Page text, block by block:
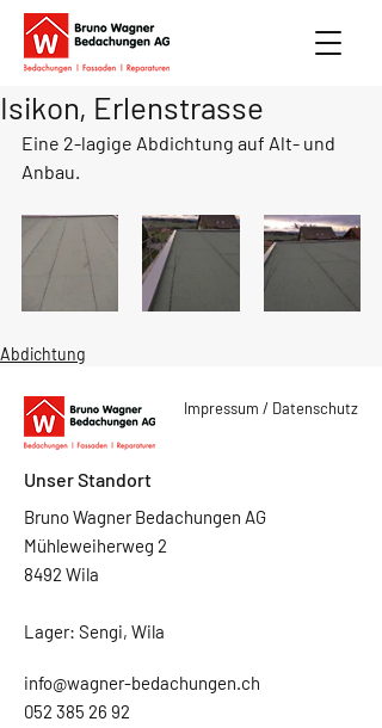
Isikon, Erlenstrasse
Eine 2-lagige Abdichtung auf Alt- und
Anbau.
Abdichtung
Impressum / Datenschutz
Unser Standort
Bruno Wagner Bedachungen AG
Mühleweiherweg 2
8492 Wila
Lager: Sengi, Wila
info@wagner-bedachungen.ch
052 385 26 92